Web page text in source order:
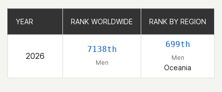
YEAR RANK WORLDWIDE RANK BY REGION
2026
7138th
Men
699th
Men
Oceania
YEAR RANK WORLDWIDE RANK BY REGION